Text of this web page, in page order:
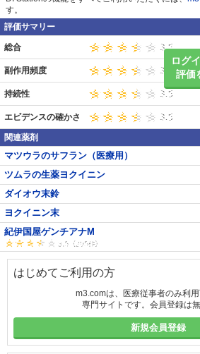
す。
評価サマリー
ログ
評価
総合
副作用頻度
持続性
エビデンスの確かさ
関連薬剤
マツウラのサフラン（医療用）
ツムラの生薬ヨクイニン
ダイオウ末鈴
ヨクイニン末
紀伊国屋ゲンチアナM
はじめてご利用の方
m3.comは、医療従事者のみ利
専門サイトです。会員登録は無
新規会員登録